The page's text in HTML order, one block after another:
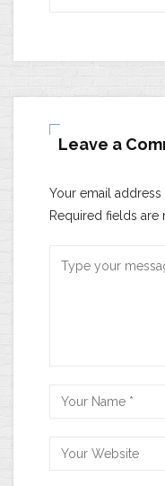
Leave a
Your email
Required fields are